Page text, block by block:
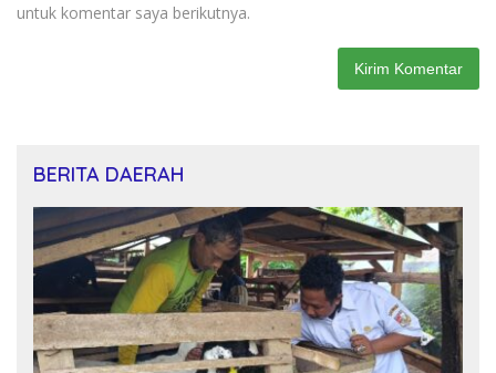
untuk komentar saya berikutnya.
BERITA DAERAH